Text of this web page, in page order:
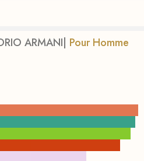
ARMANI| Pour Homme